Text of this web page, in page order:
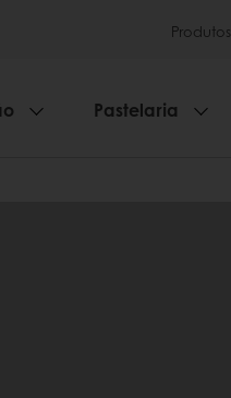
Produtos
Pastelaria